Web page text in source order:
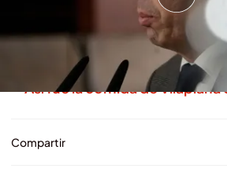
Carlos Mazón no estuvo
ningún momento durante la
Ventorro
Así fue la comida de Vilaplana
Compartir